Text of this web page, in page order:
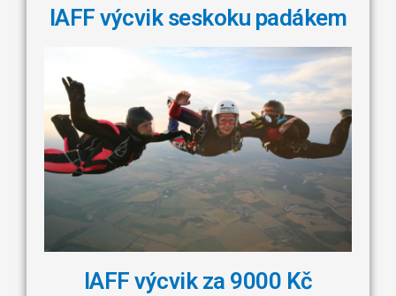
IAFF výcvik seskoku padákem
IAFF výcvik za 9000 Kč